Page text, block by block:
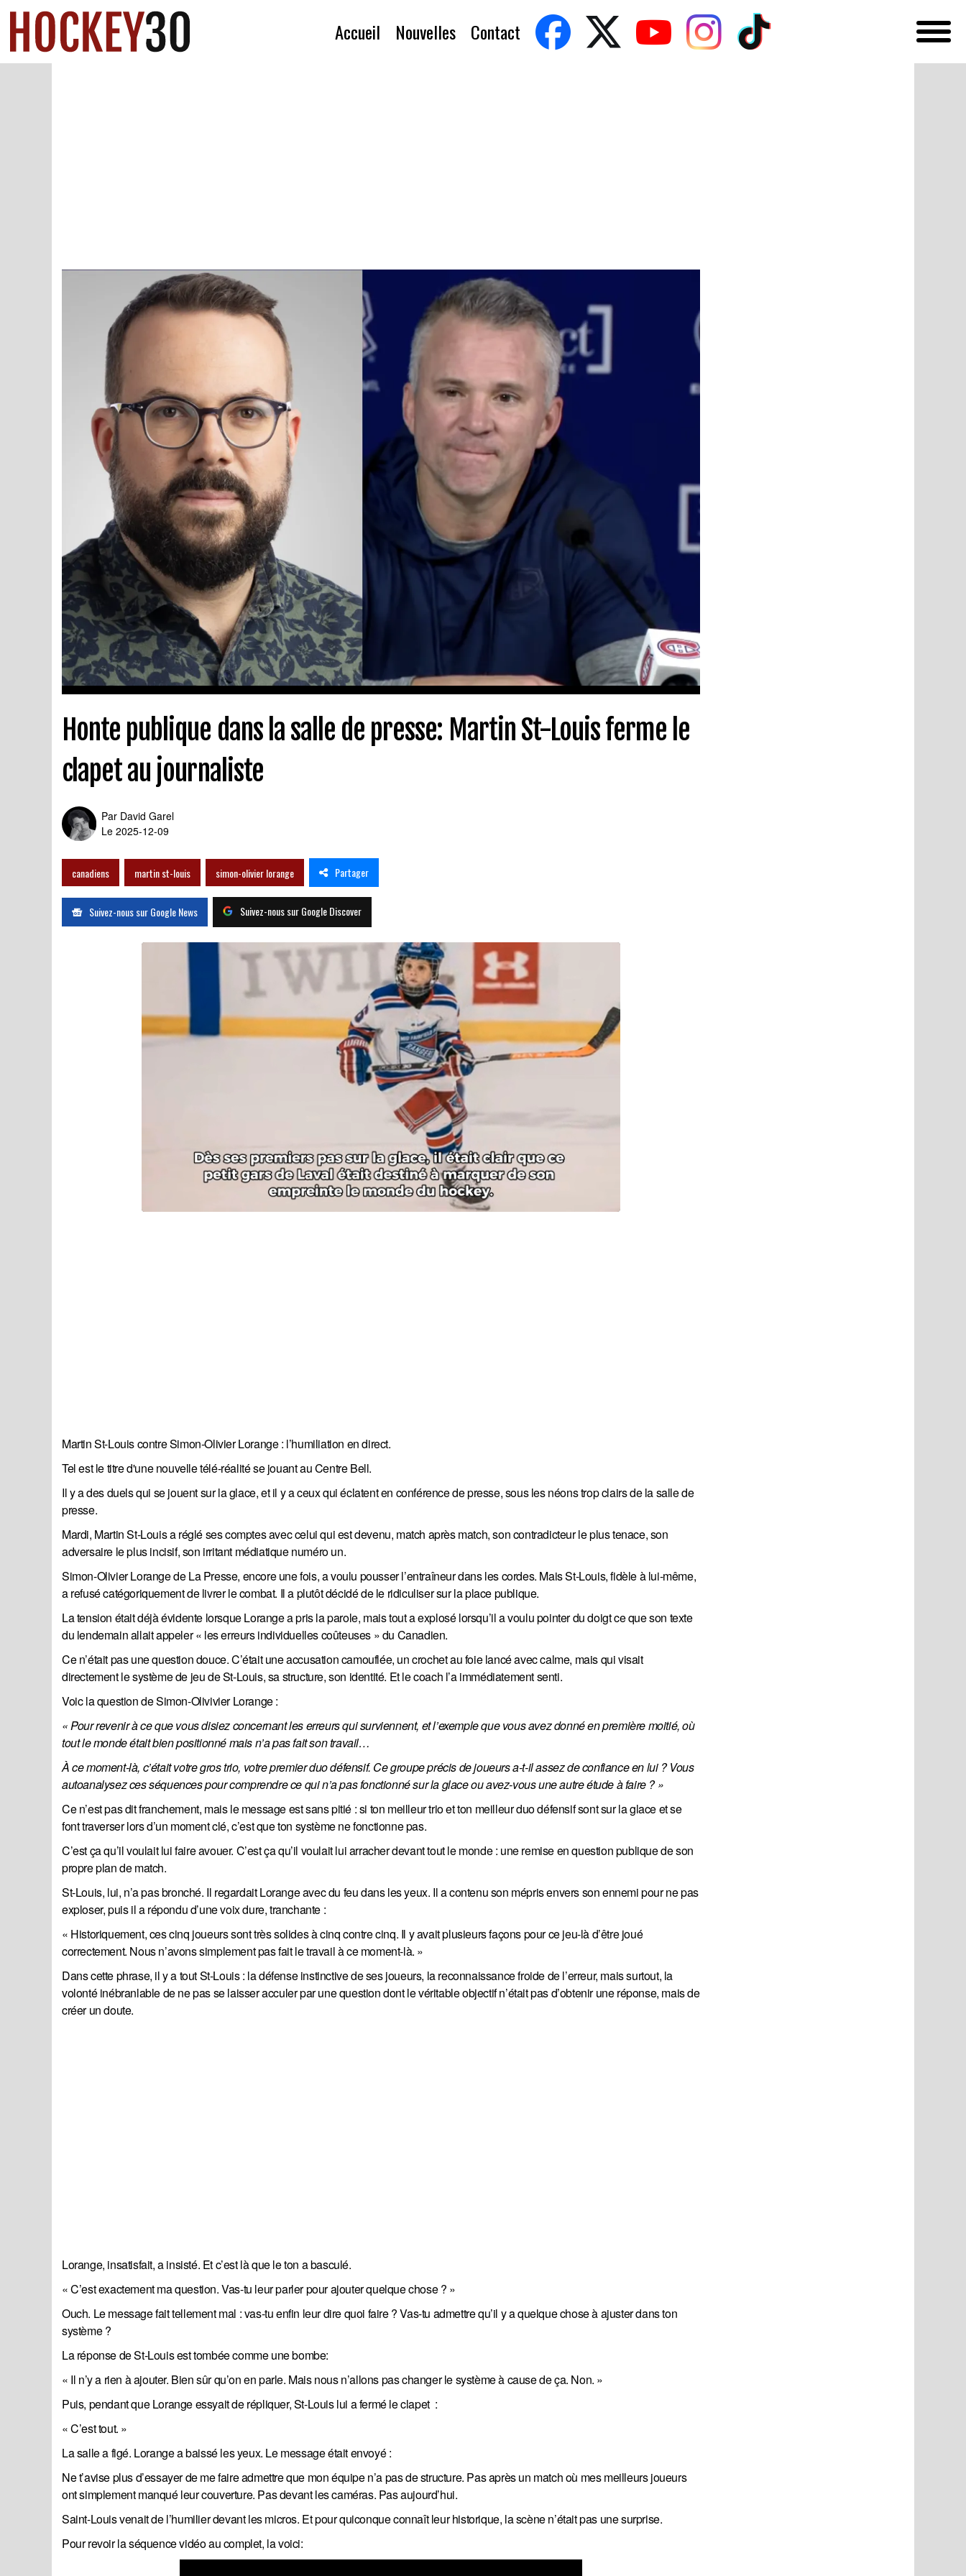
Accueil Nouvelles Contact
Honte publique dans la salle de presse: Martin St-Louis ferme le
clapet au journaliste
Par David Garel
Le 2025-12-09
canadiens martin st-louis simon-olivier lorange Partager
Suivez-nous sur Google News Suivez-nous sur Google Discover
Martin St-Louis contre Simon-Olivier Lorange : l’humiliation en direct.
Tel est le titre d'une nouvelle télé-réalité se jouant au Centre Bell.
Il y a des duels qui se jouent sur la glace, et il y a ceux qui éclatent en conférence de presse, sous les néons trop clairs de la salle de
presse.
Mardi, Martin St-Louis a réglé ses comptes avec celui qui est devenu, match après match, son contradicteur le plus tenace, son
adversaire le plus incisif, son irritant médiatique numéro un.
Simon-Olivier Lorange de La Presse, encore une fois, a voulu pousser l’entraîneur dans les cordes. Mais St-Louis, fidèle à lui-même,
a refusé catégoriquement de livrer le combat. Il a plutôt décidé de le ridiculiser sur la place publique.
La tension était déjà évidente lorsque Lorange a pris la parole, mais tout a explosé lorsqu’il a voulu pointer du doigt ce que son texte
du lendemain allait appeler « les erreurs individuelles coûteuses » du Canadien.
Ce n’était pas une question douce. C’était une accusation camouflée, un crochet au foie lancé avec calme, mais qui visait
directement le système de jeu de St-Louis, sa structure, son identité. Et le coach l’a immédiatement senti.
Voic la question de Simon-Olivivier Lorange :
« Pour revenir à ce que vous disiez concernant les erreurs qui surviennent, et l’exemple que vous avez donné en première moitié, où
tout le monde était bien positionné mais n’a pas fait son travail…
À ce moment-là, c’était votre gros trio, votre premier duo défensif. Ce groupe précis de joueurs a-t-il assez de confiance en lui ? Vous
autoanalysez ces séquences pour comprendre ce qui n’a pas fonctionné sur la glace ou avez-vous une autre étude à faire ? »
Ce n’est pas dit franchement, mais le message est sans pitié : si ton meilleur trio et ton meilleur duo défensif sont sur la glace et se
font traverser lors d’un moment clé, c’est que ton système ne fonctionne pas.
C’est ça qu’il voulait lui faire avouer. C’est ça qu’il voulait lui arracher devant tout le monde : une remise en question publique de son
propre plan de match.
St-Louis, lui, n’a pas bronché. Il regardait Lorange avec du feu dans les yeux. Il a contenu son mépris envers son ennemi pour ne pas
exploser, puis il a répondu d’une voix dure, tranchante :
« Historiquement, ces cinq joueurs sont très solides à cinq contre cinq. Il y avait plusieurs façons pour ce jeu-là d’être joué
correctement. Nous n’avons simplement pas fait le travail à ce moment-là. »
Dans cette phrase, il y a tout St-Louis : la défense instinctive de ses joueurs, la reconnaissance froide de l’erreur, mais surtout, la
volonté inébranlable de ne pas se laisser acculer par une question dont le véritable objectif n’était pas d’obtenir une réponse, mais de
créer un doute.
Lorange, insatisfait, a insisté. Et c’est là que le ton a basculé.
« C’est exactement ma question. Vas-tu leur parler pour ajouter quelque chose ? »
Ouch. Le message fait tellement mal : vas-tu enfin leur dire quoi faire ? Vas-tu admettre qu’il y a quelque chose à ajuster dans ton
système ?
La réponse de St-Louis est tombée comme une bombe:
« Il n’y a rien à ajouter. Bien sûr qu’on en parle. Mais nous n’allons pas changer le système à cause de ça. Non. »
Puis, pendant que Lorange essyait de répliquer, St-Louis lui a fermé le clapet :
« C’est tout. »
La salle a figé. Lorange a baissé les yeux. Le message était envoyé :
Ne t’avise plus d’essayer de me faire admettre que mon équipe n’a pas de structure. Pas après un match où mes meilleurs joueurs
ont simplement manqué leur couverture. Pas devant les caméras. Pas aujourd’hui.
Saint-Louis venait de l’humilier devant les micros. Et pour quiconque connaît leur historique, la scène n’était pas une surprise.
Pour revoir la séquence vidéo au complet, la voici: